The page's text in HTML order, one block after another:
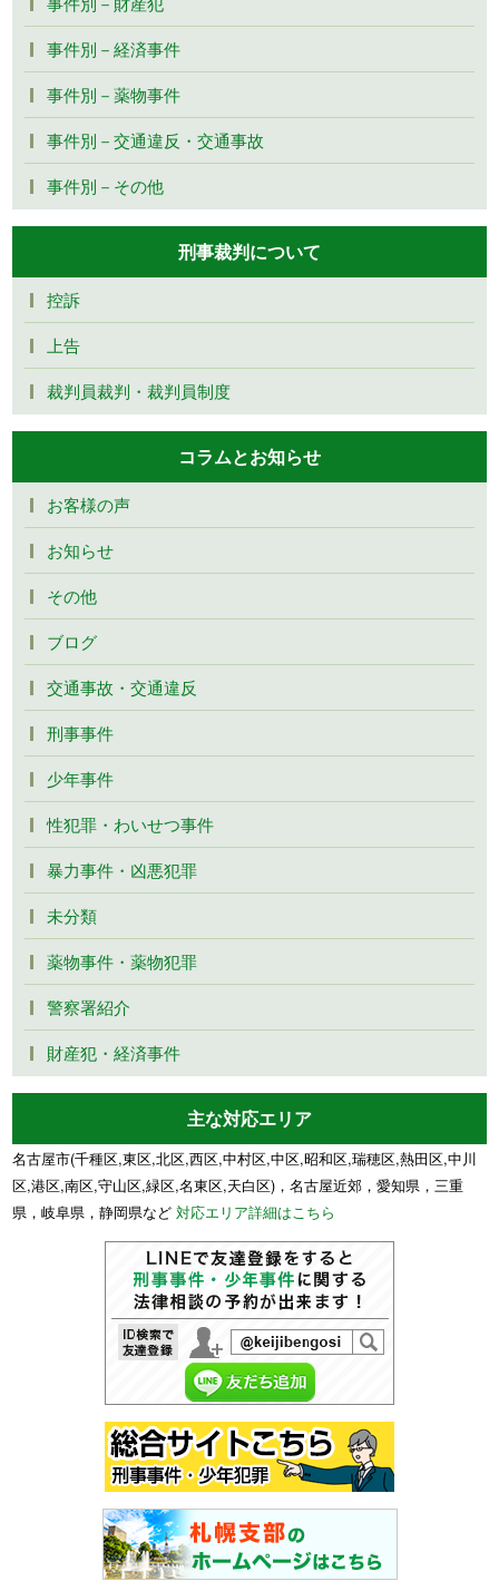
事件別－経済事件
事件別－薬物事件
事件別－交通違反・交通事故
事件別－その他
刑事裁判について
控訴
上告
裁判員裁判・裁判員制度
コラムとお知らせ
お客様の声
お知らせ
その他
ブログ
交通事故・交通違反
刑事事件
少年事件
性犯罪・わいせつ事件
暴力事件・凶悪犯罪
未分類
薬物事件・薬物犯罪
警察署紹介
財産犯・経済事件
主な対応エリア
名古屋市(千種区,東区,北区,西区,中村区,中区,昭和区,瑞穂区,熱田区,中川
区,港区,南区,守山区,緑区,名東区,天白区)，名古屋近郊，愛知県，三重
県，岐阜県，静岡県など対応エリア詳細はこちら